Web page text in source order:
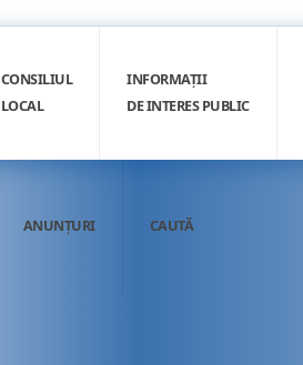
CONSILIUL
LOCAL
INFORMAȚII
DE INTERES PUBLIC
ANUNȚURI CAUTĂ